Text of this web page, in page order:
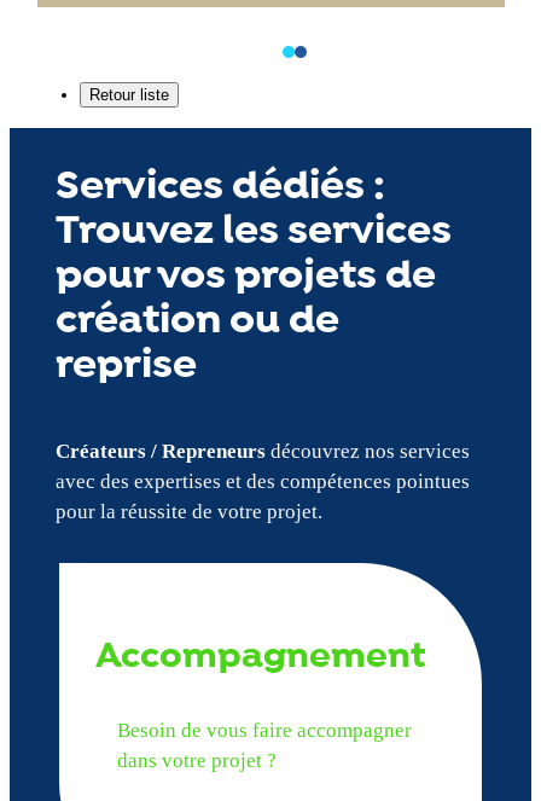
Services dédiés :
Trouvez les services
pour vos projets de
création ou de
reprise
Créateurs / Repreneursdécouvrez nos services
avec des expertises et des compétences pointues
pour la réussite de votre projet.
Accompagnement
Besoin de vous faire accompagner
dans votre projet ?